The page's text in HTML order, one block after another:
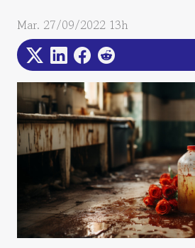
Mar. 27/09/2022 13h